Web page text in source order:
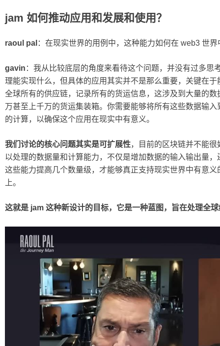
jam 如何推动应用和发展和使用？
raoul pal ：在现实世界的用例中，这种能力如何在 web3 世
gavin ：我从比较底层的角度来看待这个问题，并没有过多思
理能实现什么，但具体的应用其实并不是那么重要，关键在
全球所有的供应链，记录所有的货运信息，这涉及到大量的
万甚至上千万的货运集装箱。你需要能够将所有这些数据输
的计算，以确保这个应用在现实中有意义。
我们讨论的核心问题其实是可扩展性，目前的区块链并不能
以处理的数据量和计算能力，不仅是增加数据的输入输出量
这些能力提高几个数量级，才能够真正支持现实世界中有意
上。
这就是 jam 这种新设计的目标，它是一种蓝图，旨在处理全